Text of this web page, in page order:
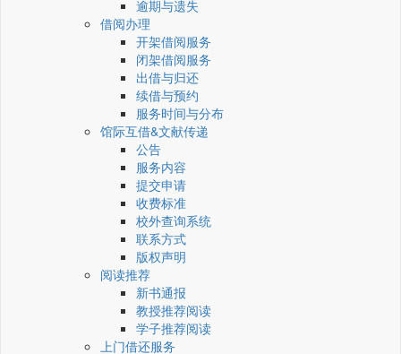
逾期与遗失
借阅办理
开架借阅服务
闭架借阅服务
出借与归还
续借与预约
服务时间与分布
馆际互借&文献传递
公告
服务内容
提交申请
收费标准
校外查询系统
联系方式
版权声明
阅读推荐
新书通报
教授推荐阅读
学子推荐阅读
上门借还服务